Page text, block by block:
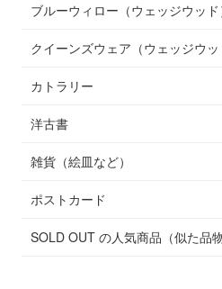
ブルーウィロー（ウェッジウッド
クイーンズウェア（ウェッジウッ
カトラリー
洋古書
雑貨（絵皿など）
ポストカード
SOLD OUT の人気商品（似た品